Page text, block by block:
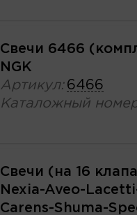
Свечи 6466
NGK
Артикул: 6466
Каталожный
Свечи (на 16
Nexia-Aveo-
Carens-Shuma-